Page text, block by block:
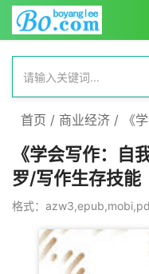
首页 / 商业经济 / 《学
《学会写作：自
罗/写作生存技能
格式：